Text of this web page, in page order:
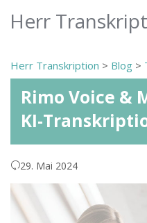
Herr
Herr Transkription > Blog >
Rimo Voice &
KI-
29. Mai 2024